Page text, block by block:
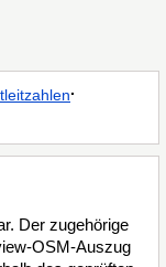
·
Der zugehörige
OSM-Auszug